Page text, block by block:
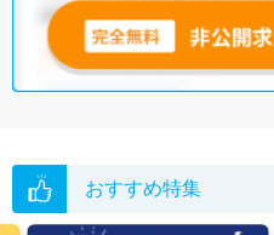
おすすめ特集